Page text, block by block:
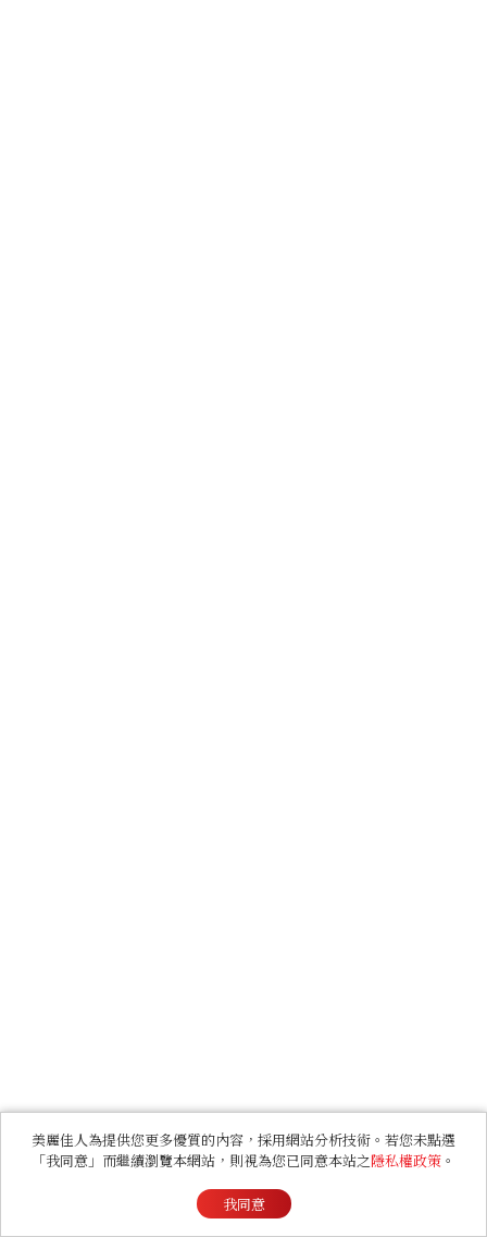
美麗佳人為提供您更多優質的內容，採用網站分析技術。若您未點選
「我同意」而繼續瀏覽本網站，則視為您已同意本站之隱私權政策 。
我同意